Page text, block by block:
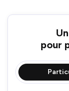
pour